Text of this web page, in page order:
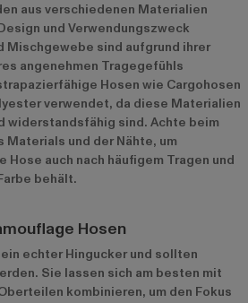
aus verschiedenen Materialien
und Verwendungszweck
Mischgewebe sind aufgrund ihrer
angenehmen Tragegefühls
Hosen wie Cargohosen
verwendet, da diese Materialien
widerstandsfähig sind. Achte beim
Materials und der Nähte, um
auch nach häufigem Tragen und
behält.
Hosen
echter Hingucker und sollten
Sie lassen sich am besten mit
kombinieren, um den Fokus